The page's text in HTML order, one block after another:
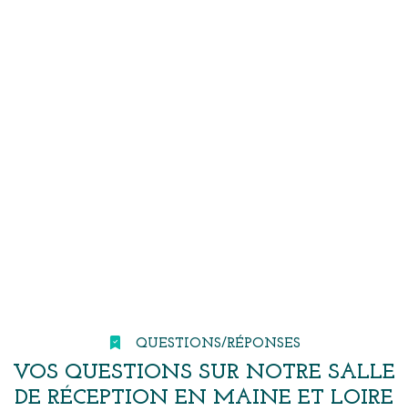
QUESTIONS/RÉPONSES
VOS QUESTIONS SUR NOTRE SALLE
DE RÉCEPTION EN MAINE ET LOIRE